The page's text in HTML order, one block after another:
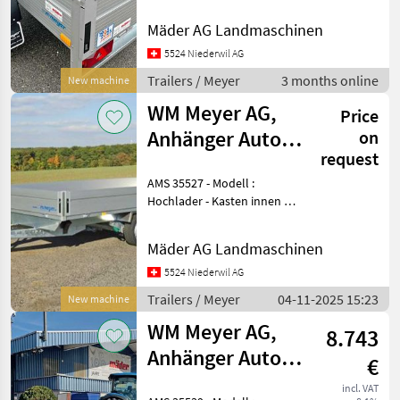
Humbaur
Pongratz
Böckmann
TPV
Eduard
Show
all 27
MARKETPLACE
Marketplace
Dealer
offers
Classifieds
New machine
3420 x 1810 x 890 mm - Ges.
Gewicht : 1300 kg - Nutzlast
ca. : 1
Mäder AG Landmaschinen
5524 Niederwil AG
Trailers / Meyer 3 months online
New machine
WM Meyer AG,
Anhänger Auto
Price
on
request
AMS 35527 - Modell :
Hochlader - Kasten innen :
x 1000 mm - Höhe ab
Boden: 660 mm -
Ges.Gewicht : 3500 kg - Nu
Mäder AG Landmaschinen
5524 Niederwil AG
Trailers / Meyer 04-11-2025 15:23
WM Meyer AG,
Anhänger Auto
8.743
€
incl. VAT